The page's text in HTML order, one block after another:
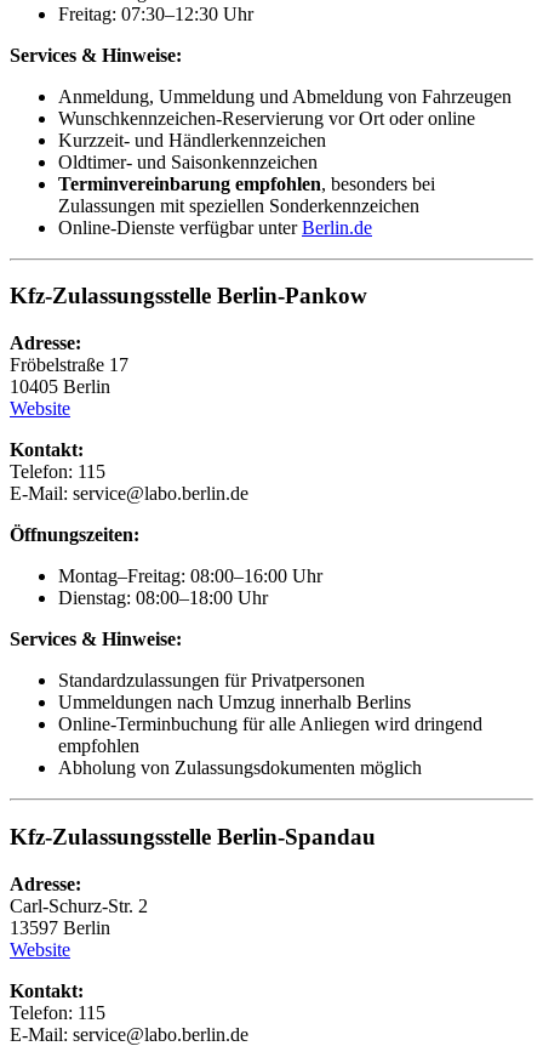
Freitag: 07:30–12:30 Uhr
Services & Hinweise:
Anmeldung, Ummeldung und Abmeldung von Fahrzeugen
Wunschkennzeichen-Reservierung vor Ort oder online
Kurzzeit- und Händlerkennzeichen
Oldtimer- und Saisonkennzeichen
Terminvereinbarung empfohlen, besonders bei
Zulassungen mit speziellen Sonderkennzeichen
Online-Dienste verfügbar unterBerlin.de
Kfz-Zulassungsstelle Berlin-Pankow
Adresse:
Fröbelstraße 17
10405 Berlin
Website
Kontakt:
Telefon: 115
E-Mail: service@labo.berlin.de
Öffnungszeiten:
Montag–Freitag: 08:00–16:00 Uhr
Dienstag: 08:00–18:00 Uhr
Services & Hinweise:
Standardzulassungen für Privatpersonen
Ummeldungen nach Umzug innerhalb Berlins
Online-Terminbuchung für alle Anliegen wird dringend
empfohlen
Abholung von Zulassungsdokumenten möglich
Kfz-Zulassungsstelle Berlin-Spandau
Adresse:
Carl-Schurz-Str. 2
13597 Berlin
Website
Kontakt:
Telefon: 115
E-Mail: service@labo.berlin.de